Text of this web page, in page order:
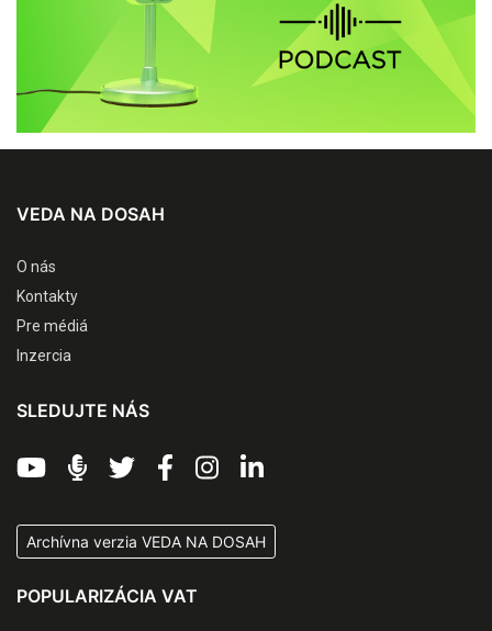
VEDA NA DOSAH
O nás
Kontakty
Pre médiá
Inzercia
SLEDUJTE NÁS
Archívna verzia VEDA NA DOSAH
POPULARIZÁCIA VAT